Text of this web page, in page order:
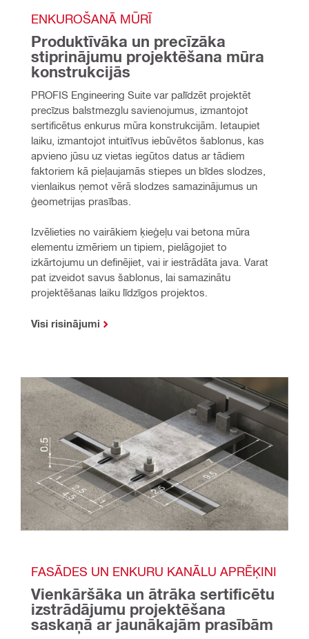
ENKUROŠANĀ MŪRĪ
Produktīvāka un precīzāka
stiprinājumu projektēšana mūra
konstrukcijās
PROFIS Engineering Suite var palīdzēt projektēt
precīzus balstmezglu savienojumus, izmantojot
sertificētus enkurus mūra konstrukcijām. Ietaupiet
laiku, izmantojot intuitīvus iebūvētos šablonus, kas
apvieno jūsu uz vietas iegūtos datus ar tādiem
faktoriem kā pieļaujamās stiepes un bīdes slodzes,
vienlaikus ņemot vērā slodzes samazinājumus un
ģeometrijas prasības.
Izvēlieties no vairākiem ķieģeļu vai betona mūra
elementu izmēriem un tipiem, pielāgojiet to
izkārtojumu un definējiet, vai ir iestrādāta java. Varat
pat izveidot savus šablonus, lai samazinātu
projektēšanas laiku līdzīgos projektos.
Visi risinājumi
FASĀDES UN ENKURU KANĀLU APRĒĶINI
Vienkāršāka un ātrāka sertificētu
izstrādājumu projektēšana
saskaņā ar jaunākajām prasībām